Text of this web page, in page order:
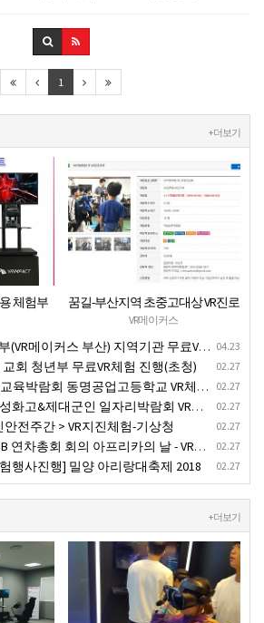
1
+ 더보기
체험부
2VR
스-2인
꿈길-부산지역 초중고대상 VR진로
직업체험 + VR안전교육 프로그램
운영공고
VR메이커스
04.23
이커스 부산) 지역기관 무료VR체험서비스 제공
02.27
회 청년부 무료VR체험 진행(초청)
02.27
박람회 동명공업고등학교 VR체험존
02.27
군인 일자리박람회 VR체험부스운영(18.10.17)-VR행사
02.27
전주간 > VR지진체험-기상청
02.27
차총회 회의 아프리카의 날 - VR부스설치
02.27
행사진행] 밀양 아리랑대축제 2018
+ 더보기